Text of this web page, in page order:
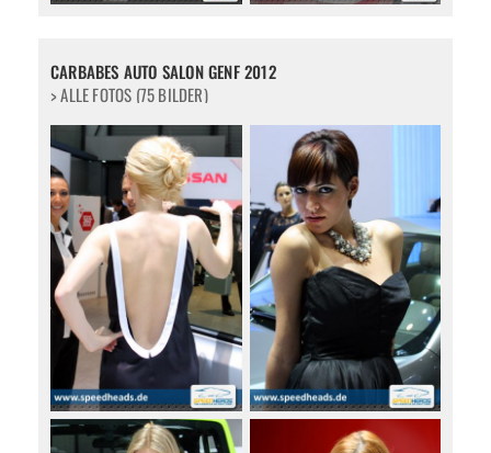
CARBABES AUTO SALON GENF 2012
> ALLE FOTOS (75 BILDER)